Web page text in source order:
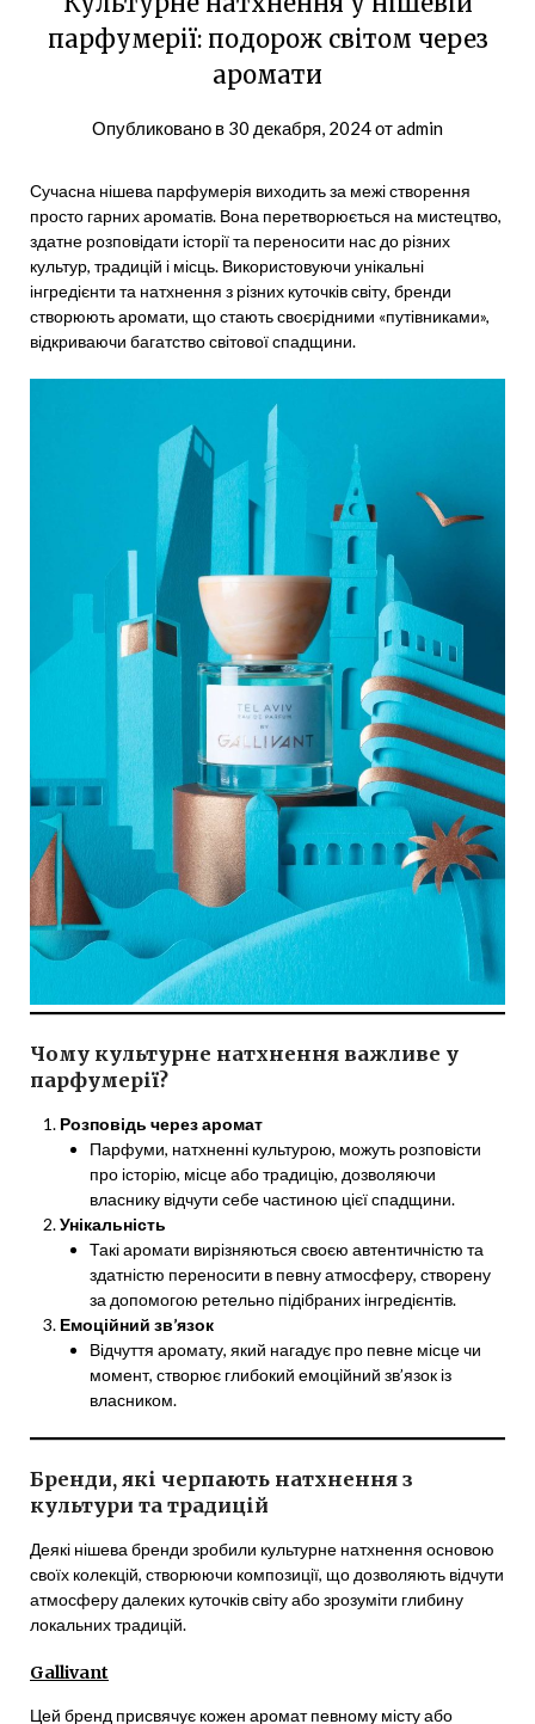
парфумерії: подорож світом через
аромати
Опубликовано в 30 декабря, 2024отadmin
Сучасна нішева парфумерія виходить за межі створення
просто гарних ароматів. Вона перетворюється на мистецтво,
здатне розповідати історії та переносити нас до різних
культур, традицій і місць. Використовуючи унікальні
інгредієнти та натхнення з різних куточків світу, бренди
створюють аромати, що стають своєрідними «путівниками»,
відкриваючи багатство світової спадщини.
Чому культурне натхнення важливе у
парфумерії?
Розповідь через аромат
Парфуми, натхненні культурою, можуть розповісти
про історію, місце або традицію, дозволяючи
власнику відчути себе частиною цієї спадщини.
Унікальність
Такі аромати вирізняються своєю автентичністю та
здатністю переносити в певну атмосферу, створену
за допомогою ретельно підібраних інгредієнтів.
Емоційний зв’язок
Відчуття аромату, який нагадує про певне місце чи
момент, створює глибокий емоційний зв’язок із
власником.
Бренди, які черпають натхнення з
культури та традицій
Деякі нішева бренди зробили культурне натхнення основою
своїх колекцій, створюючи композиції, що дозволяють відчути
атмосферу далеких куточків світу або зрозуміти глибину
локальних традицій.
Gallivant
Цей бренд присвячує кожен аромат певному місту або